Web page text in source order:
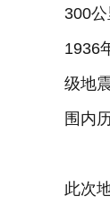
300
1936
级地
围内
此次